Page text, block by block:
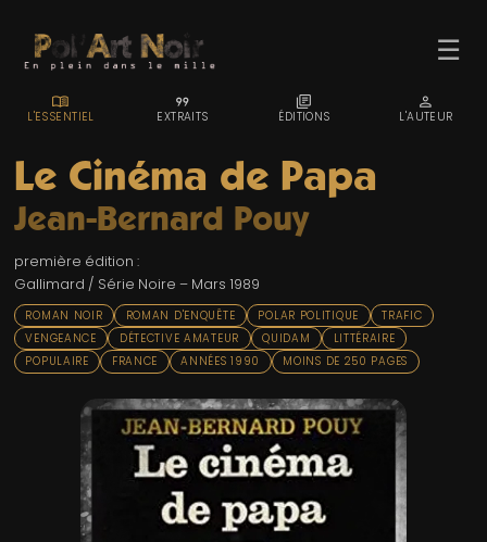
☰
ACCUEIL
TROMBINO
INDEX
RECHERCHE
LIENS & FESTIVALS
UN POLAR AU HASARD
Le Cinéma de Papa
Jean-Bernard Pouy
première édition :
Gallimard / Série Noire – Mars 1989
ROMAN NOIR ROMAN D'ENQUÊTE POLAR POLITIQUE
TRAFIC
VENGEANCE
DÉTECTIVE AMATEUR QUIDAM
LITTÉRAIRE
POPULAIRE
FRANCE ANNÉES 1990 MOINS DE 250 PAGES
MENU_BOOK
L'ESSENTIEL
FORMAT_QUOTE
EXTRAITS
LIBRARY_BOOKS
ÉDITIONS
PERSON
L'AUTEUR